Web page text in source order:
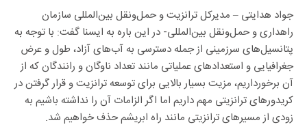
جواد هدایتی – مدیرکل ترانزیت و حمل‌ونقل بین‌المللی سازمان
راهداری و حمل‌ونقل بین‌المللی- در این باره به ایسنا گفت: با توجه به
پتانسیل‌های سرزمینی از جمله دسترسی به آب‌های آزاد، طول و عرض
جغرافیایی و استعدادهای عملیاتی مانند تعداد ناوگان و رانندگان که از
آن برخورداریم، مزیت بسیار بالایی برای توسعه ترانزیت و قرار گرفتن در
کریدورهای ترانزیتی مهم داریم اما اگر الزامات آن را نداشته باشیم به
زودی از مسیرهای ترانزیتی مانند راه ابریشم حذف خواهیم شد.